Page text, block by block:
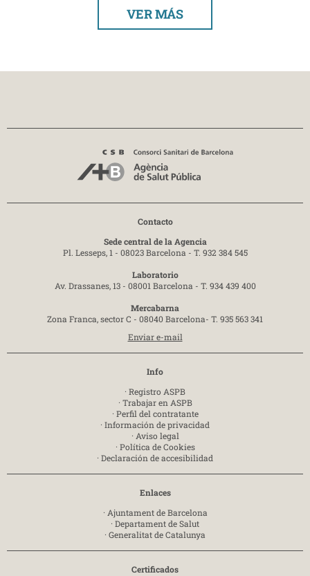
VER MÁS
Contacto
Sede central de la Agencia
Pl. Lesseps, 1 - 08023 Barcelona - T. 932 384 545
Laboratorio
Av. Drassanes, 13 - 08001 Barcelona - T. 934 439 400
Mercabarna
Zona Franca, sector C - 08040 Barcelona- T. 935 563 341
Enviar e-mail
Info
· Registro ASPB
· Trabajar en ASPB
· Perfil del contratante
· Información de privacidad
· Aviso legal
· Política de Cookies
· Declaración de accesibilidad
Enlaces
· Ajuntament de Barcelona
· Departament de Salut
· Generalitat de Catalunya
Certificados